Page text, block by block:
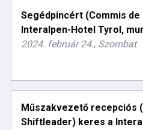
Segédpincért (Commis de
Interalpen-Hotel Tyrol,
2024. február 24., Szombat
Műszakvezető recepciós
Shiftleader) keres a